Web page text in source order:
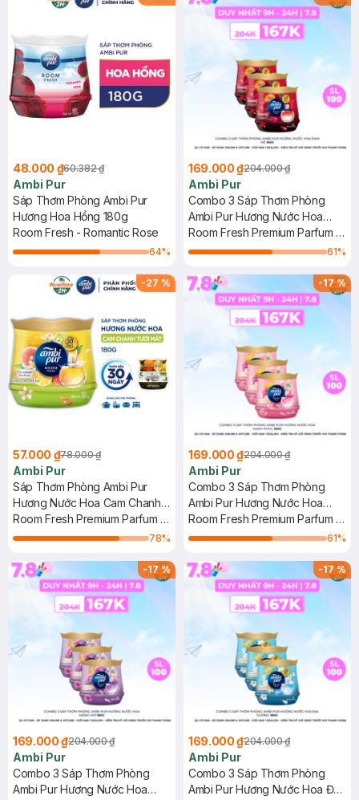
48.000 ₫60.382 ₫
Ambi Pur
Sáp Thơm Phòng Ambi Pur
Hương Hoa Hồng 180g
Room Fresh - Romantic Rose
64%
169.000 ₫204.000 ₫
Ambi Pur
Combo 3 Sáp Thơm Phòng
Ambi Pur Hương Nước Hoa
Đam Mê 180g
Room Fresh Premium Parfum -
Passion
61%
-27 %
57.000 ₫78.000 ₫
Ambi Pur
Sáp Thơm Phòng Ambi Pur
Hương Nước Hoa Cam Chanh
180g
Room Fresh Premium Parfum -
Citrus Refresh
78%
-17%
169.000 ₫204.000 ₫
Ambi Pur
Combo 3 Sáp Thơm Phòng
Ambi Pur Hương Nước Hoa
Hạnh Phúc 180g
Room Fresh Premium Parfum -
Bliss
61%
-17%
169.000 ₫204.000 ₫
Ambi Pur
Combo 3 Sáp Thơm Phòng
Ambi Pur Hương Nước Hoa
-17%
169.000 ₫204.000 ₫
Ambi Pur
Combo 3 Sáp Thơm Phòng
Ambi Pur Hương Nước Hoa Đại